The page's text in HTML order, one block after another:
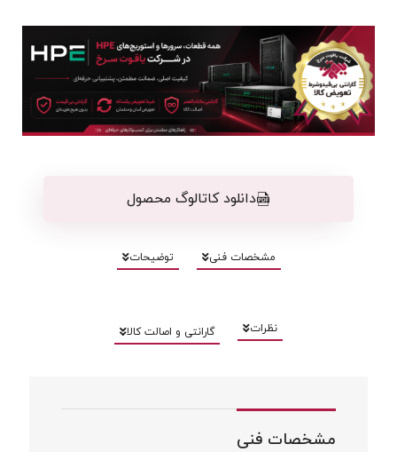
دانلود کاتالوگ محصول
مشخصات فنی توضیحات
نظرات گارانتی و اصالت کالا
مشخصات فنی